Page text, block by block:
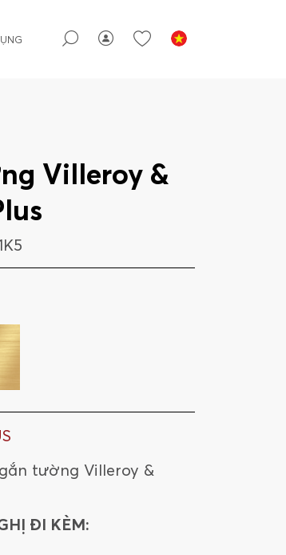
Villeroy &
tường Villeroy &
ĐI KÈM: